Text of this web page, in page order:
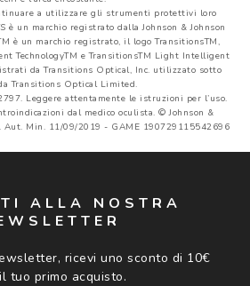
a utilizzare gli strumenti protettivi loro
è un marchio registrato dalla Johnson & Johnson
è un marchio registrato, il logo TransitionsTM,
TechnologyTM e TransitionsTM Light Intelligent
da Transitions Optical, Inc. utilizzato sotto
Transitions Optical Limited.
Leggere attentamente le istruzioni per l’uso.
dal medico oculista. © Johnson &
Aut. Min. 11/09/2019 - GAME 190729115542696
ALLA NOSTRA
ricevi uno sconto di 10€
tuo primo acquisto.